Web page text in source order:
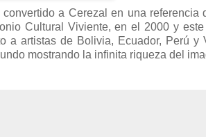
a Cerezal en una referencia
Cultural Viviente, en el 2000 y
a artistas de Bolivia, Ecuador, Perú y
mostrando la infinita riqueza del